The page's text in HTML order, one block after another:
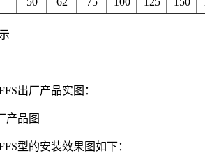
出厂产品实图：
型的安装效果图如下：